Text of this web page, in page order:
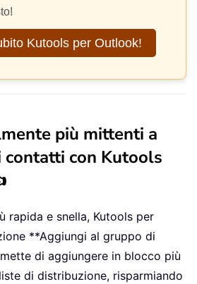
Kutools per Outlook!
più mittenti a
contatti con Kutools
rapida e snella, Kutools per
**Aggiungi al gruppo di
di aggiungere in blocco più
di distribuzione, risparmiando